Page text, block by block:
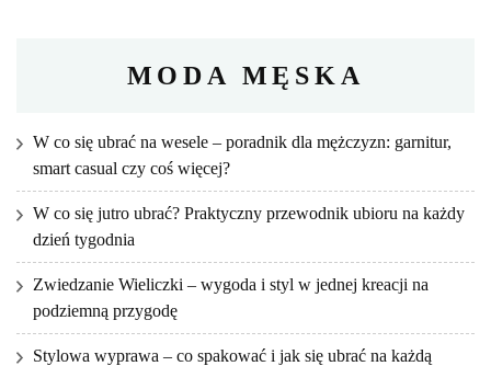
MODA MĘSKA
W co się ubrać na wesele – poradnik dla mężczyzn: garnitur,
smart casual czy coś więcej?
W co się jutro ubrać? Praktyczny przewodnik ubioru na każdy
dzień tygodnia
Zwiedzanie Wieliczki – wygoda i styl w jednej kreacji na
podziemną przygodę
Stylowa wyprawa – co spakować i jak się ubrać na każdą